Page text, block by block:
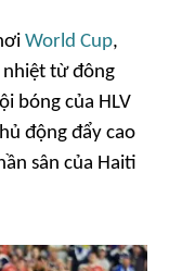
World Cup,
nhiệt từ đông
bóng của HLV
động đẩy cao
sân của Haiti